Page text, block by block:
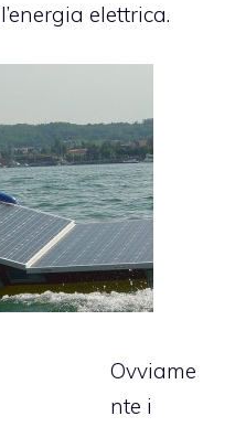
elettrica.
Ovviame
nte i